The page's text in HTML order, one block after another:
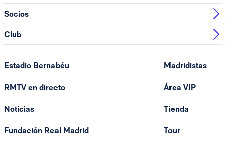
Socios
Club
Estadio Bernabéu
RMTV en directo
Noticias
Fundación Real Madrid
Madridistas
Área VIP
Tienda
Tour